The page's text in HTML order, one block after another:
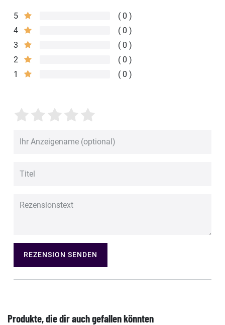
5
0
4
0
3
0
2
0
1
0
REZENSION SENDEN
Produkte, die dir auch gefallen könnten